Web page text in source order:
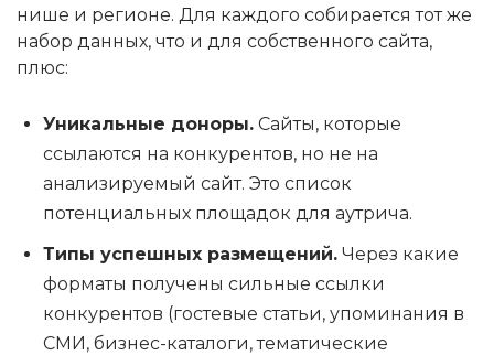
нише и регионе. Для каждого собирается тот же
набор данных, что и для собственного сайта,
плюс:
Уникальные доноры. Сайты, которые
ссылаются на конкурентов, но не на
анализируемый сайт. Это список
потенциальных площадок для аутрича.
Типы успешных размещений. Через какие
форматы получены сильные ссылки
конкурентов (гостевые статьи, упоминания в
СМИ, бизнес-каталоги, тематические